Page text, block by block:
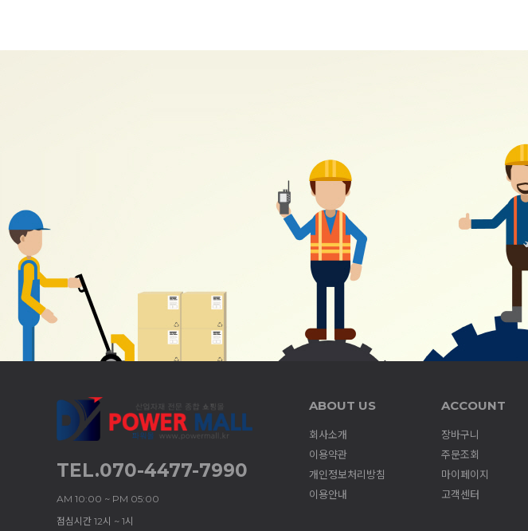
TEL.070-4477-7990
AM 10:00 ~ PM 05:00
점심시간 12시 ~ 1시
ABOUT US
회사소개
이용약관
개인정보처리방침
이용안내
ACCOUNT
장바구니
주문조회
마이페이지
고객센터